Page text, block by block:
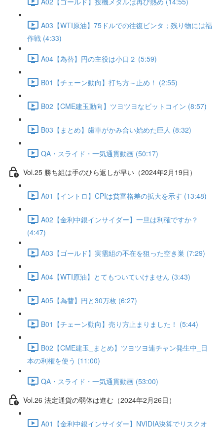
A03【WTI原油】75ドルでの往復ビンタ；残り物には福
作戦 (4:33)
A04【為替】円の主役は小口２ (5:59)
B01【チェーン動向】打ち方～止め！ (2:55)
B02【CME建玉動向】ツヨツヨなビットコイン (8:57)
B03【まとめ】歯車がかみ合い始めた巨人 (8:32)
QA・スライド・一気通貫動画 (50:17)
Vol.25 勝ち組は手のひら返しが早い（2024年2月19日）
A01【イントロ】CPIは貧富格差の拡大を示す (13:48)
A02【金利中銀インサイダー】一旦は利確ですか？
(4:47)
A03【ゴールド】実需組の不在を狙った空き巣 (7:29)
A04【WTI原油】とてもついていけません (3:43)
A05【為替】円と30万枚 (6:27)
B01【チェーン動向】売り方止まりました！ (5:44)
B02【CME建玉_まとめ】ツヨツヨ連チャン発生中_日
本の利権を使う (11:00)
QA・スライド・一気通貫動画 (53:00)
Vol.26 法定通貨の弱体は進む（2024年2月26日）
A01【金利中銀インサイダー】NVIDIA決算でリスクオ